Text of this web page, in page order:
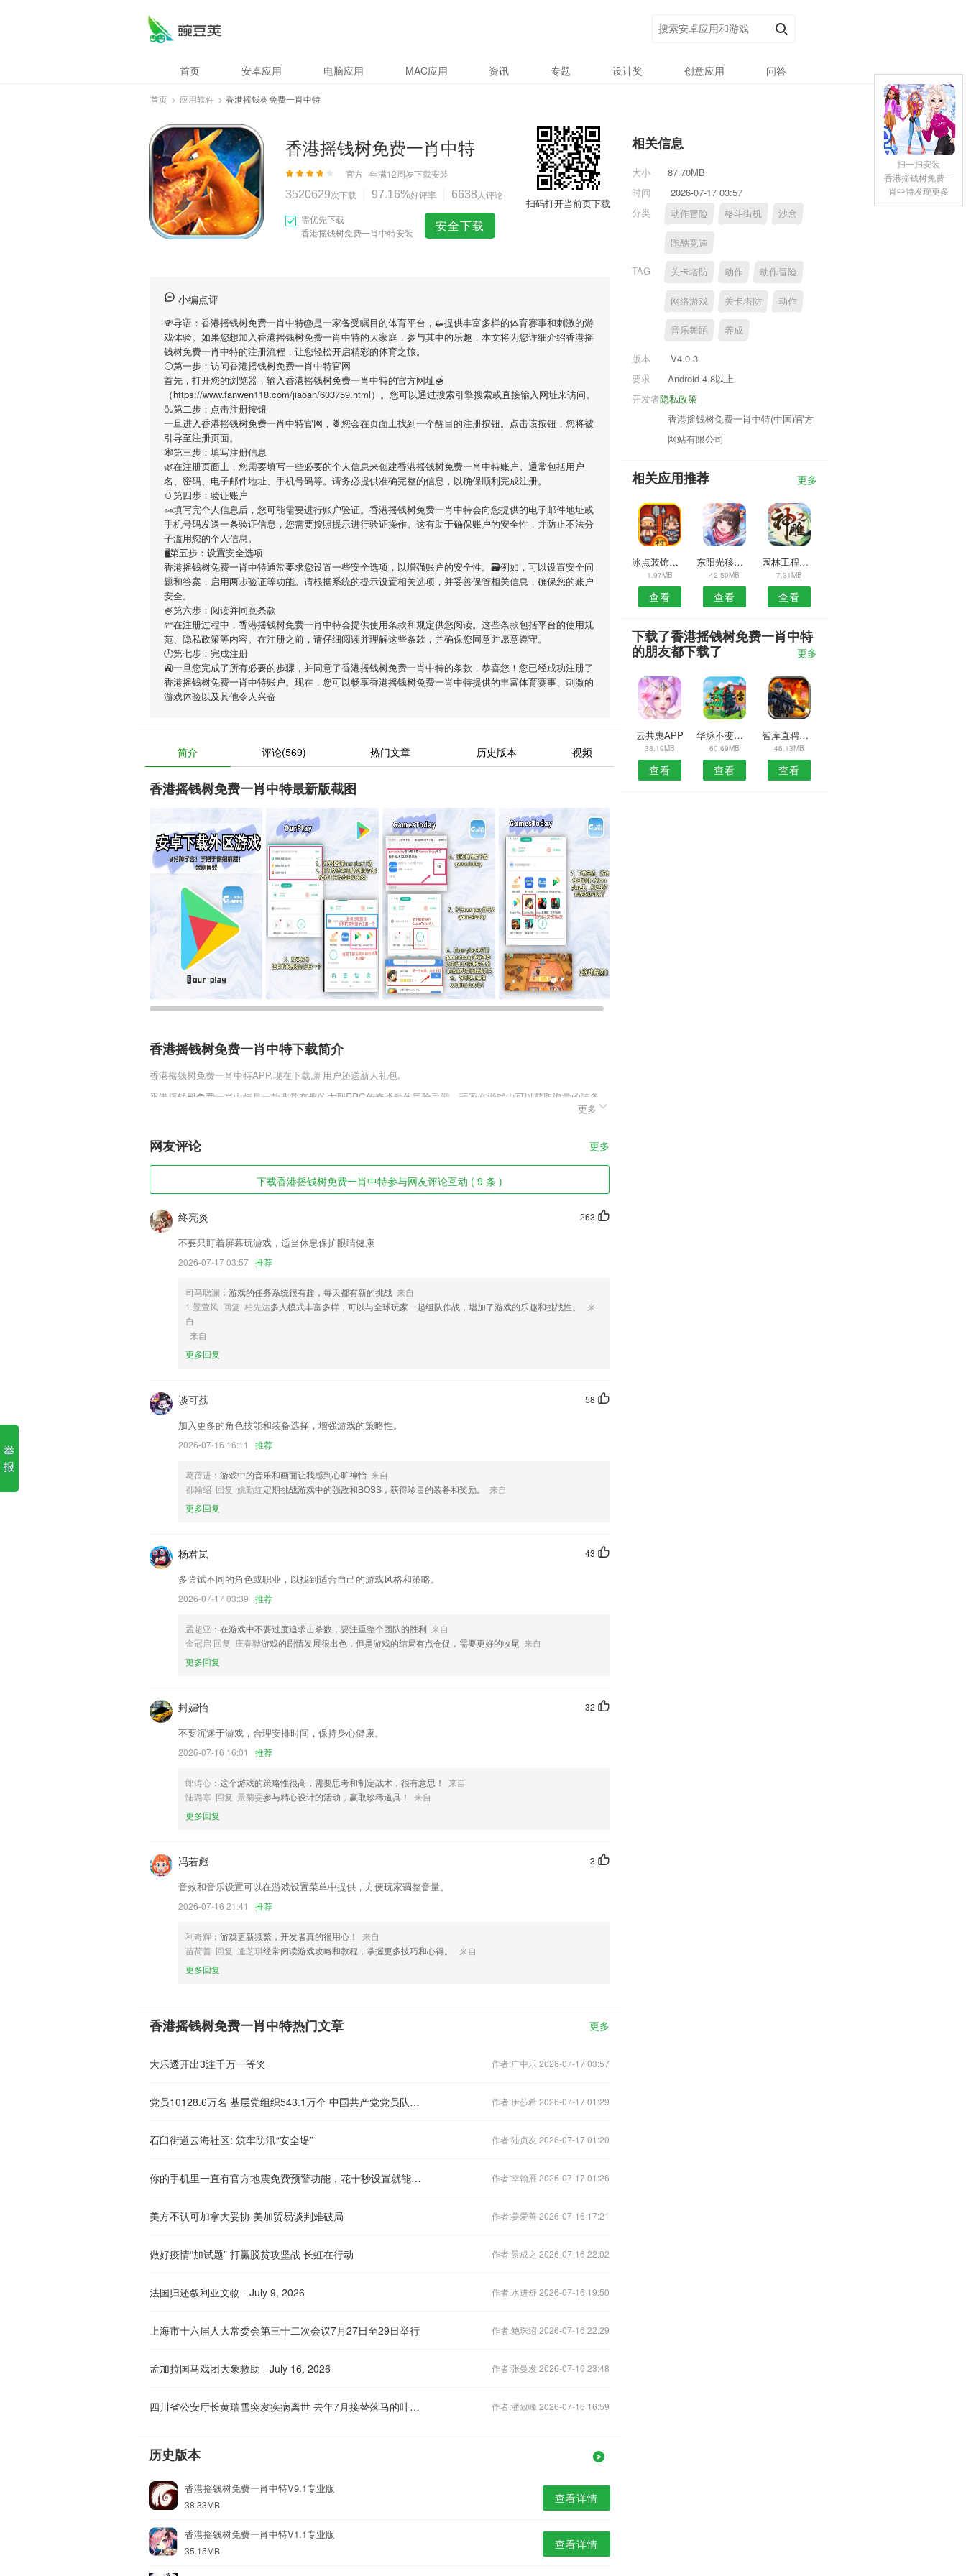
首页 安卓应用 电脑应用 MAC应用 资讯 专题 设计奖 创意应用 问答
首页 > 应用软件 > 香港摇钱树免费一肖中特
香港摇钱树免费一肖中特
官方 年满12周岁下载安装
3520629次下载 97.16%好评率 6638 人评论
需优先下载
香港摇钱树免费一肖中特安装
安全下载
扫码打开当前页下载
小编点评
💸导语： 香港摇钱树免费一肖中特🎂是一家备受瞩目的体育平台，🦗提供丰富多样的体育赛事和刺激的游
戏体验。如果您想加入香港摇钱树免费一肖中特的大家庭，参与其中的乐趣，本文将为您详细介绍香港摇
钱树免费一肖中特的注册流程，让您轻松开启精彩的体育之旅。
⚪第一步：访问香港摇钱树免费一肖中特官网
首先，打开您的浏览器，输入香港摇钱树免费一肖中特的官方网址🍯
（https://www.fanwen118.com/jiaoan/603759.html）。您可以通过搜索引擎搜索或直接输入网址来访问。
🍶第二步：点击注册按钮
一旦进入香港摇钱树免费一肖中特官网，🍍您会在页面上找到一个醒目的注册按钮。点击该按钮，您将被
引导至注册页面。
🕸第三步：填写注册信息
🌿在注册页面上，您需要填写一些必要的个人信息来创建香港摇钱树免费一肖中特账户。通常包括用户
名、密码、电子邮件地址、手机号码等。请务必提供准确完整的信息，以确保顺利完成注册。
🥚第四步：验证账户
🥜填写完个人信息后，您可能需要进行账户验证。 香港摇钱树免费一肖中特会向您提供的电子邮件地址或
手机号码发送一条验证信息，您需要按照提示进行验证操作。这有助于确保账户的安全性，并防止不法分
子滥用您的个人信息。
🖥第五步：设置安全选项
香港摇钱树免费一肖中特通常要求您设置一些安全选项，以增强账户的安全性。🗃例如，可以设置安全问
题和答案，启用两步验证等功能。请根据系统的提示设置相关选项，并妥善保管相关信息，确保您的账户
安全。
🍧第六步：阅读并同意条款
🚥在注册过程中， 香港摇钱树免费一肖中特会提供使用条款和规定供您阅读。这些条款包括平台的使用规
范、隐私政策等内容。在注册之前，请仔细阅读并理解这些条款，并确保您同意并愿意遵守。
🕑第七步：完成注册
🚉一旦您完成了所有必要的步骤，并同意了香港摇钱树免费一肖中特的条款，恭喜您！您已经成功注册了
香港摇钱树免费一肖中特账户。现在，您可以畅享香港摇钱树免费一肖中特提供的丰富体育赛事、刺激的
游戏体验以及其他令人兴奋
简介 评论(569) 热门文章 历史版本 视频
香港摇钱树免费一肖中特最新版截图
香港摇钱树免费一肖中特下载简介
香港摇钱树免费一肖中特APP,现在下载,新用户还送新人礼包.
香港摇钱树免费一肖中特是一款非常有趣的大型RPG传奇类动作冒险手游，玩家在游戏中可以获取海量的装备，
这些获取的装备只需要玩家晚上进行挂机就可以获得，而且玩家早上起来就可以进行一键回收，不仅可以获取应
香港摇钱树免费一肖中特软件特色
2,拥有各种各样的分类书籍，满足用户的不同看书需求；
3,可以帮助更好的引导及服务昭苏，是昭苏县融媒体中心依托新疆石榴云平台打造的昭苏官方权威发布移动客户
端;
4,【官方资讯一键知】
6,照片图像去雾：移除照片雾气，还原照片清晰。对浓雾情况拍摄的招聘。导致细节无法辨认的图像进行去雾处
理。还原更清晰的图像
香港摇钱树免费一肖中特软件优势
1.坐骑、分类、帮助动物找妈妈、医生、保护鸟蛋、救济熊大、美丽的斑马、帮助狮子、角色扮演
3.充分考虑你在被窝里刷，在地铁上刷，在吃饭时刷的种种情境～合理设置了美美的界面让你时时刷题
4.完备的教学功能，包括教、学、练、考、管、评及学习行为数据分析工具。
5.·“朗诵”栏目。从最基础的声母韵母到朗诵技巧，进行系统学习。
筛查、临床训练与干预服务的专业机构。
已借图书的bug修复
圈子我的界面等展示细节精心优化。
新增了视频和漫画的内容，视频漫画内容更丰富，看看有没有你喜欢的内容哦~
以上就是香港摇钱树免费一肖中特的介绍，如果您喜欢这款软件，您可以到应用商店进行打分评论，说出您的使
更多
网友评论 更多
下载香港摇钱树免费一肖中特参与网友评论互动 ( 9 条 )
263
终亮炎
不要只盯着屏幕玩游戏，适当休息保护眼睛健康
2026-07-17 03:57 推荐
司马聪澜 ：游戏的任务系统很有趣，每天都有新的挑战 来自
1.景萱风 回复 柏先达多人模式丰富多样，可以与全球玩家一起组队作战，增加了游戏的乐趣和挑战性。
来
自
来自
更多回复
58
谈可荔
加入更多的角色技能和装备选择，增强游戏的策略性。
2026-07-16 16:11 推荐
葛蓓进 ：游戏中的音乐和画面让我感到心旷神怡 来自
都翰绍 回复 姚勤红定期挑战游戏中的强敌和BOSS，获得珍贵的装备和奖励。
来自
更多回复
43
杨君岚
多尝试不同的角色或职业，以找到适合自己的游戏风格和策略。
2026-07-17 03:39 推荐
孟超亚 ：在游戏中不要过度追求击杀数，要注重整个团队的胜利 来自
金冠启 回复 庄春骅游戏的剧情发展很出色，但是游戏的结局有点仓促，需要更好的收尾 来自
更多回复
32
封媚怡
不要沉迷于游戏，合理安排时间，保持身心健康。
2026-07-16 16:01 推荐
郎涛心 ：这个游戏的策略性很高，需要思考和制定战术，很有意思！
来自
陆璐寒 回复 景菊雯参与精心设计的活动，赢取珍稀道具！
来自
更多回复
3
冯若彪
音效和音乐设置可以在游戏设置菜单中提供，方便玩家调整音量。
2026-07-16 21:41 推荐
利奇辉 ：游戏更新频繁，开发者真的很用心！
来自
苗荷善 回复 逄芝琪经常阅读游戏攻略和教程，掌握更多技巧和心得。
来自
更多回复
香港摇钱树免费一肖中特热门文章 更多
大乐透开出3注千万一等奖 作者:广中乐 2026-07-17 03:57
党员10128.6万名 基层党组织543.1万个 中国共产党党员队伍稳步壮大 组织体系日趋严密 作者:伊莎希 2026-07-17 01:29
石臼街道云海社区: 筑牢防汛“安全堤” 作者:陆贞友 2026-07-17 01:20
你的手机里一直有官方地震免费预警功能，花十秒设置就能用！ 作者:幸翰雁 2026-07-17 01:26
美方不认可加拿大妥协 美加贸易谈判难破局 作者:姜爱善 2026-07-16 17:21
做好疫情“加试题” 打赢脱贫攻坚战 长虹在行动 作者:景成之 2026-07-16 22:02
法国归还叙利亚文物 - July 9, 2026 作者:水进舒 2026-07-16 19:50
上海市十六届人大常委会第三十二次会议7月27日至29日举行 作者:鲍珠绍 2026-07-16 22:29
孟加拉国马戏团大象救助 - July 16, 2026 作者:张曼发 2026-07-16 23:48
四川省公安厅长黄瑞雪突发疾病离世 去年7月接替落马的叶寒冰 作者:潘致峰 2026-07-16 16:59
历史版本
香港摇钱树免费一肖中特V9.1专业版
38.33MB 查看详情
香港摇钱树免费一肖中特V1.1专业版
35.15MB 查看详情
相关信息
大小
87.70MB
时间
2026-07-17 03:57
分类
动作冒险 格斗街机 沙盒
跑酷竞速
TAG 关卡塔防 动作 动作冒险
网络游戏 关卡塔防 动作
音乐舞蹈 养成
版本
V4.0.3
要求
Android 4.8以上
隐私政策
开发者
香港摇钱树免费一肖中特(中国)官方
网站有限公司
相关应用推荐 更多
冰点装饰安卓版
1.97MB
查看
东阳光移动APP
42.50MB
查看
园林工程网APP
7.31MB
查看
下载了香港摇钱树免费一肖中特
的朋友都下载了
更多
云共惠APP
38.19MB
查看
华脉不变安卓版
60.69MB
查看
智库直聘安卓版
46.13MB
查看
扫一扫安装
香港摇钱树免费一
肖中特发现更多
举
报